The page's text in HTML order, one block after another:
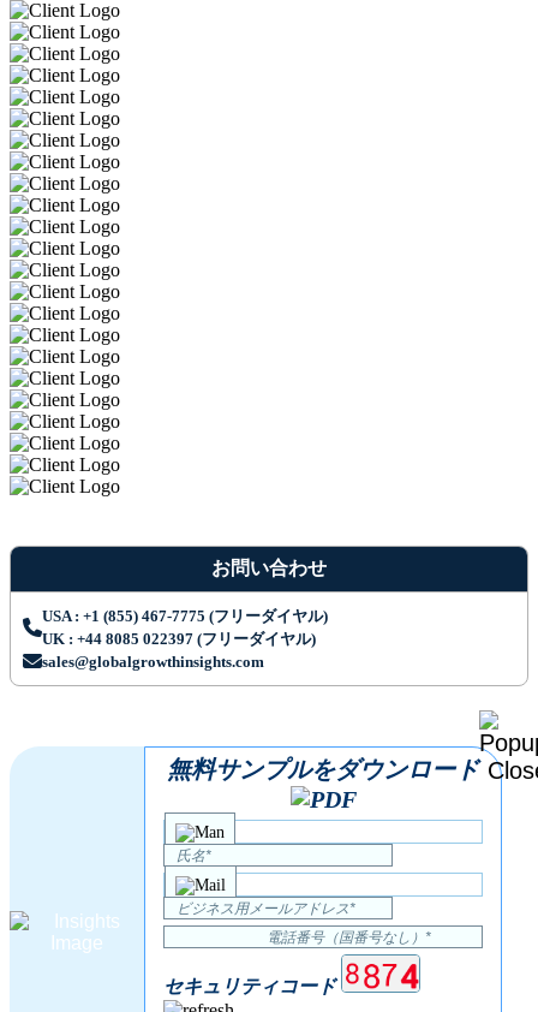
お問い合わせ
USA : +1 (855) 467-7775 (フリーダイヤル)
UK : +44 8085 022397 (フリーダイヤル)
sales@globalgrowthinsights.com
無料サンプルをダウンロード
セキュリティコード